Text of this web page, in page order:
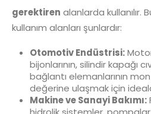
gerektiren alanlarda kullanılır.
kullanım alanları şunlardır:
Otomotiv Endüstrisi:
bijonlarının, silindir kapağı
bağlantı elemanlarının
değerine ulaşmak için
Makine ve Sanayi Bakımı: